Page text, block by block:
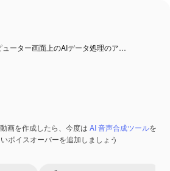
ューター画面上のAIデータ処理のア…
ツ画を作成したら、今度は AI 音声合成ツールを
ボイスオーバーを追加しましょう